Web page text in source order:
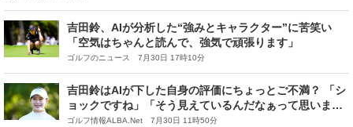
吉田鈴、AIが分析した“強みとキャラクター”に苦笑い
「空気はちゃんと読んで、強気で頑張ります」
ゴルフのニュース 7月30日 17時10分
吉田鈴はAIが下した自身の評価にちょっとご不満？ 「シ
ョックですね」「そう見えているんだなぁって思いまし
たっ！」
ゴルフ情報ALBA.Net 7月30日 11時50分